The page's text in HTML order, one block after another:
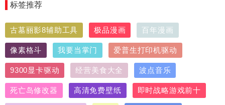
标签推荐
古墓丽影8辅助工具 极品漫画 百年漫画
像素格斗 我要当掌门 爱普生打印机驱动
9300显卡驱动 经营美食大全 波点音乐
死亡岛修改器 高清免费壁纸 即时战略游戏前十